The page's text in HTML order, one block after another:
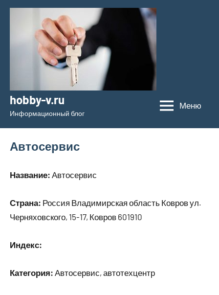
Перейти
содержимому
hobby-v.ru
Информационный блог
Меню
Автосервис
Название: Автосервис
Страна: Россия Владимирская область Ковров ул.
Черняховского, 15-17, Ковров 601910
Индекс:
Категория: Автосервис, автотехцентр